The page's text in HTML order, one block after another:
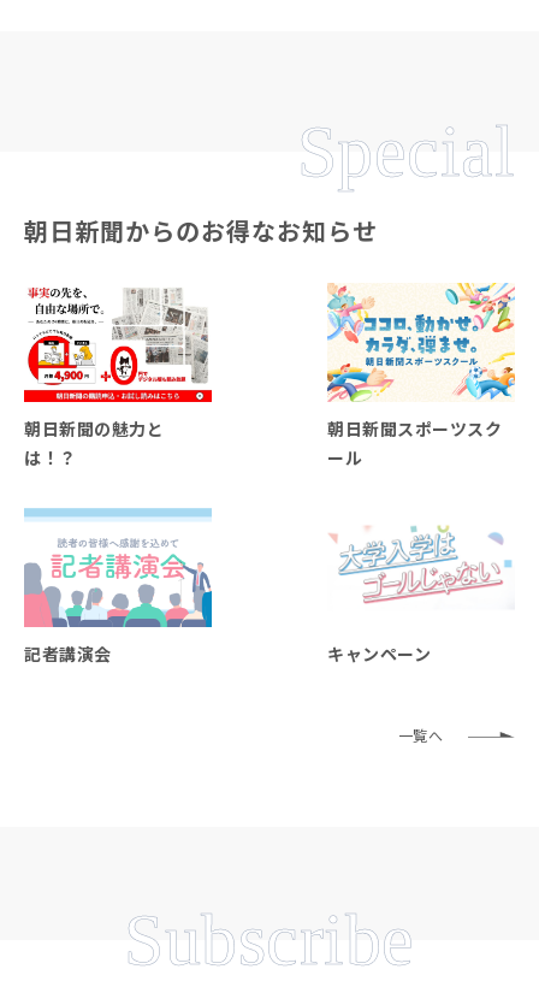
Special
朝日新聞からのお得なお知らせ
朝日新聞の魅力と
は！？
朝日新聞スポーツスク
ール
記者講演会 キャンペーン
一覧へ
Subscribe